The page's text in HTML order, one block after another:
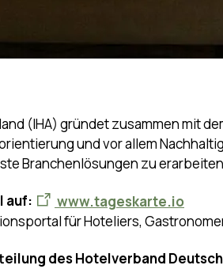
(IHA) gründet zusammen mit
und vor allem
Branchenlösungen zu
auf:
www.tageskarte.io
für Hoteliers,
des Hotelverband